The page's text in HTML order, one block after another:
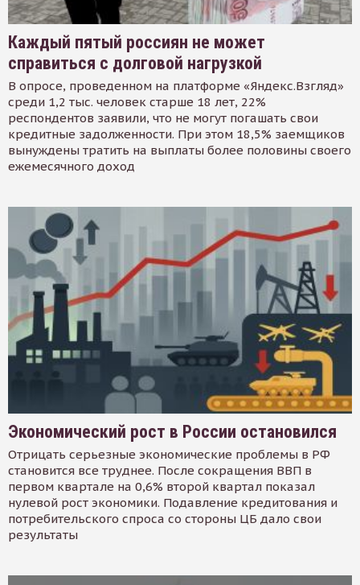
Каждый пятый россиян не может
справиться с долговой нагрузкой
В опросе, проведенном на платформе «Яндекс.Взгляд»
среди 1,2 тыс. человек старше 18 лет, 22%
респондентов заявили, что не могут погашать свои
кредитные задолженности. При этом 18,5% заемщиков
вынуждены тратить на выплаты более половины своего
ежемесячного доход
Экономический рост в России остановился
Отрицать серьезные экономические проблемы в РФ
становится все труднее. После сокращения ВВП в
первом квартале на 0,6% второй квартал показал
нулевой рост экономики. Подавление кредитования и
потребительского спроса со стороны ЦБ дало свои
результаты